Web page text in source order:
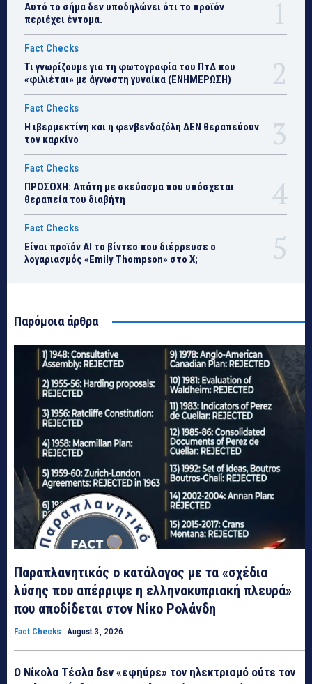
Αυτό το σήμα δεν υποδηλώνει ότι το προϊόν
περιέχει έντομα.
Fact Checks
Τι γνωρίζουμε για τη φωτογραφία του ΠτΔ που
«φιλιέται» με άγνωστη γυναίκα (ΕΝΗΜΕΡΩΣΗ)
Fact Checks
Η ιβερμεκτίνη και η φενβενδαζόλη ΔΕΝ θεραπεύουν
τον καρκίνο
Fact Checks
ΠΡΟΣΟΧΗ: Απάτη με σκεύασμα που υπόσχεται
θεραπεία του διαβήτη
Fact Checks
Είναι προϊόν ΑΙ το βίντεο που διέρρευσε ο
λογαριασμός «Emily Thompson» στο Χ;
Παρόμοια άρθρα
Παραπλανητικός ο κατάλογος με τα «σχέδια
λύσης που απέρριψε η ελληνοκυπριακή πλευρά»
που αποδίδεται στον Νίκο Ρολάνδη
Fact Checks August 3, 2026
Ο Νίκολα Τέσλα δεν «εφηύρε» τον ηλεκτρισμό ούτε τον